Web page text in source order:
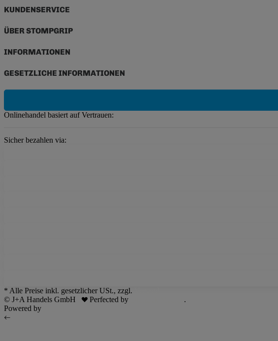
KUNDENSERVICE
ÜBER STOMPGRIP
INFORMATIONEN
GESETZLICHE INFORMATIONEN
Onlinehandel basiert auf Vertrauen:
Sicher bezahlen via:
* Alle Preise inkl. gesetzlicher USt., zzgl.
© J+A Handels GmbH
Perfected by
.
Powered by